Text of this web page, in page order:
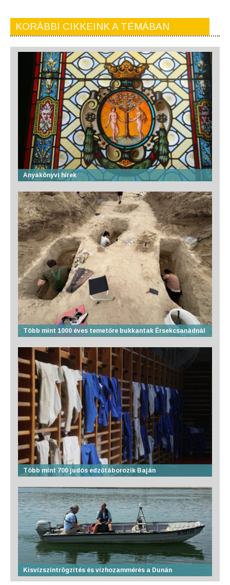
KORÁBBI CIKKEINK A TÉMÁBAN
Anyakönyvi hírek
Több mint 1000 éves temetőre bukkantak Érsekcsanádnál
Több mint 700 judós edzőtáborozik Baján
Kisvízszintrögzítés és vízhozammérés a Dunán